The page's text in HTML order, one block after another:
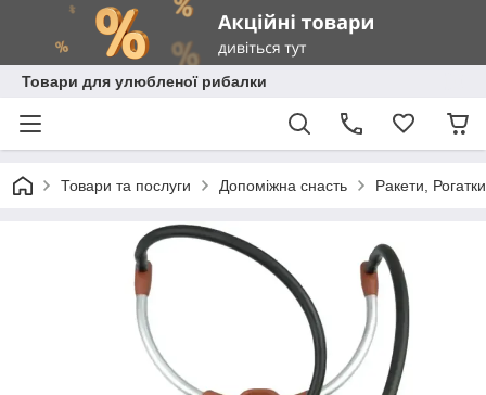
Товари для улюбленої рибалки
Товари та послуги Допоміжна снасть Ракети,